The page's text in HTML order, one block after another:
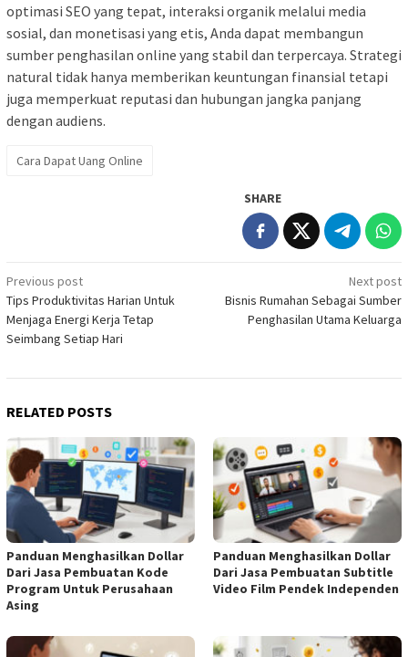
optimasi SEO yang tepat, interaksi organik melalui media
sosial, dan monetisasi yang etis, Anda dapat membangun
sumber penghasilan online yang stabil dan terpercaya. Strategi
natural tidak hanya memberikan keuntungan finansial tetapi
juga memperkuat reputasi dan hubungan jangka panjang
dengan audiens.
Cara Dapat Uang Online
SHARE
Post
navigation
Previous post
Tips Produktivitas Harian Untuk
Menjaga Energi Kerja Tetap
Seimbang Setiap Hari
Next post
Bisnis Rumahan Sebagai Sumber
Penghasilan Utama Keluarga
RELATED POSTS
Panduan Menghasilkan Dollar
Dari Jasa Pembuatan Kode
Program Untuk Perusahaan
Asing
Panduan Menghasilkan Dollar
Dari Jasa Pembuatan Subtitle
Video Film Pendek Independen